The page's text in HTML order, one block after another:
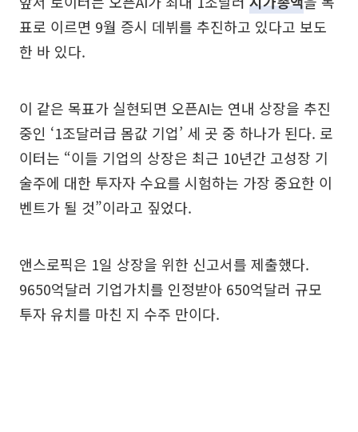
표로 이르면 9월 증시 데뷔를 추진하고 있다고 보도
한 바 있다.
이 같은 목표가 실현되면 오픈AI는 연내 상장을 추진
중인 ‘1조달러급 몸값 기업’ 세 곳 중 하나가 된다. 로
이터는 “이들 기업의 상장은 최근 10년간 고성장 기
술주에 대한 투자자 수요를 시험하는 가장 중요한 이
벤트가 될 것”이라고 짚었다.
앤스로픽은 1일 상장을 위한 신고서를 제출했다.
9650억달러 기업가치를 인정받아 650억달러 규모
투자 유치를 마친 지 수주 만이다.